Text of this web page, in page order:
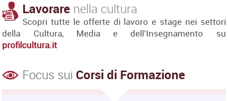
Lavorare nella cultura
Scopri tutte le offerte di lavoro e stage nei settori
della Cultura, Media e dell'Insegnamento su
profilcultura.it
Focus sui Corsi di Formazione